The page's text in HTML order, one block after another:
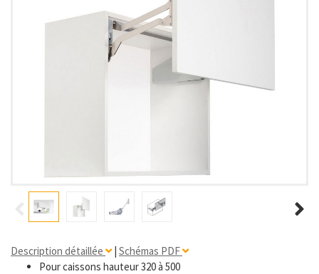
Description détaillée | Schémas PDF
Pour caissons hauteur 320 à 500